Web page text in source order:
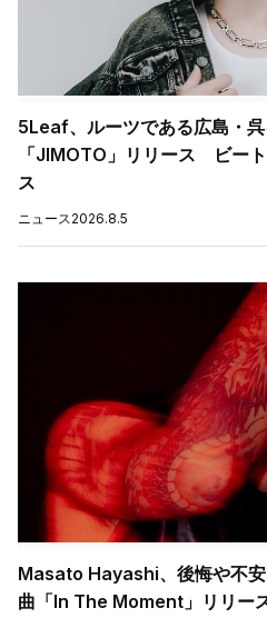
5Leaf、ルーツである広島・
「JIMOTO」リリース ビー
ス
ニュース2026.8.5
Masato Hayashi、後悔や不
曲「In The Moment」リリー